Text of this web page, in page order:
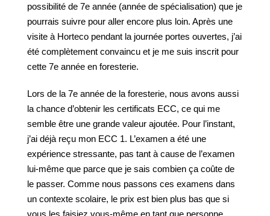
possibilité de 7e année (année de spécialisation) que je
pourrais suivre pour aller encore plus loin. Après une
visite à Horteco pendant la journée portes ouvertes, j’ai
été complètement convaincu et je me suis inscrit pour
cette 7e année en foresterie.
Lors de la 7e année de la foresterie, nous avons aussi
la chance d’obtenir les certificats ECC, ce qui me
semble être une grande valeur ajoutée. Pour l’instant,
j’ai déjà reçu mon ECC 1. L’examen a été une
expérience stressante, pas tant à cause de l’examen
lui-même que parce que je sais combien ça coûte de
le passer. Comme nous passons ces examens dans
un contexte scolaire, le prix est bien plus bas que si
vous les faisiez vous-même en tant que personne